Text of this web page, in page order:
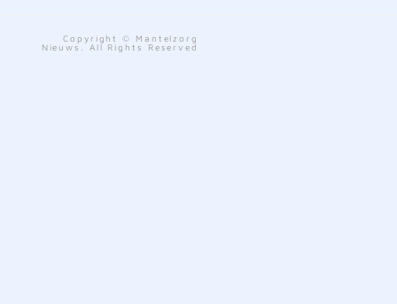
Copyright © Mantelzorg
Nieuws. All Rights Reserved